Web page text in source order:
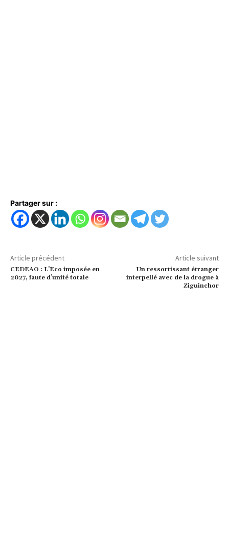
Partager sur :
Article précédent
CEDEAO : L’Eco imposée en
2027, faute d’unité totale
Article suivant
Un ressortissant étranger
interpellé avec de la drogue à
Ziguinchor